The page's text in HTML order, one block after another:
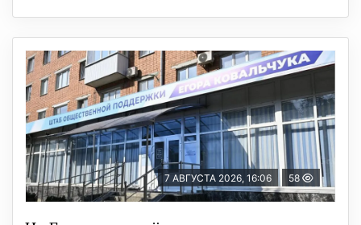
7 АВГУСТА 2026, 16:06 58